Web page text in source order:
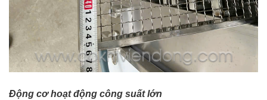
Động cơ hoạt động công suất lớn